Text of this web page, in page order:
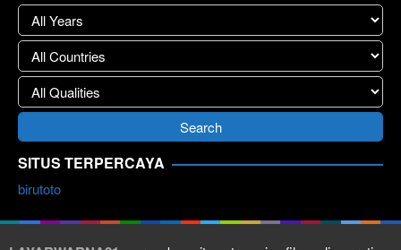
SITUS TERPERCAYA
birutoto